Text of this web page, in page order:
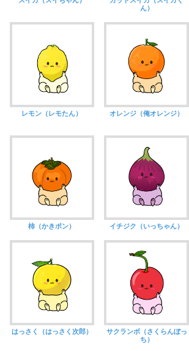
ん）
レモン（レモたん） オレンジ（俺オレンジ）
柿（かきポン） イチジク（いっちゃん）
はっさく（はっさく次郎）
サクランボ（さくらんぼっ
ち）